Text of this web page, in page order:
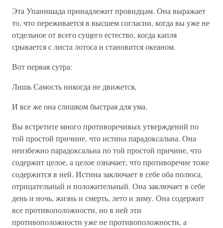
Эта Упанишада принадлежит провидцам. Она выражает
то, что переживается в высшем согласии, когда вы уже не
отдельное от всего сущего естество, когда капля
срывается с листа лотоса и становится океаном.
Вот первая сутра:
Лишь Самость никогда не движется,
И все же она слишком быстрая для ума.
Вы встретите много противоречивых утверждений по
той простой причине, что истина парадоксальна. Она
неизбежно парадоксальна по той простой причине, что
содержит целое, а целое означает, что противоречие тоже
содержится в ней. Истина заключает в себе оба полюса,
отрицательный и положительный. Она заключает в себе
день и ночь, жизнь и смерть, лето и зиму. Она содержит
все противоположности, но в ней эти
противоположности уже не противоположности, а